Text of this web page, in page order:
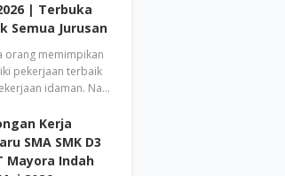
| Terbuka
Semua Jurusan
orang memimpikan
pekerjaan terbaik
idaman. Na…
Kerja
SMA SMK D3
Mayora Indah